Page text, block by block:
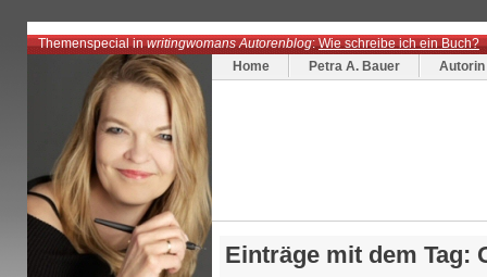
Themenspecial inwritingwomans Autorenblog:Wie schreibe ich ein Buch?
Home
Petra A. Bauer Autorin
Einträge mit dem Tag: